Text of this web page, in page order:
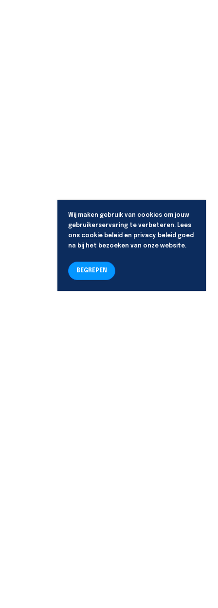
Wij maken gebruik van cookies om jouw
gebruikerservaring te verbeteren. Lees
ons cookie beleid en privacy beleid goed
na bij het bezoeken van onze website.
BEGREPEN